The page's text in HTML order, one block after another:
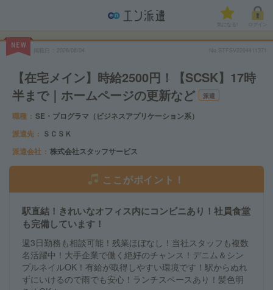
気になる!
NEW
2026/08/04 No.STFSV2204411371
【在宅メイン】時給2500円！【SCSK】17時
半まで｜ホームページの更新など
派遣
職種
SE・プログラマ（ビジネスアプリケーション系）
派遣先
ＳＣＳＫ
派遣会社
株式会社スタッフサービス
ここがポイント！
駅直結！きれいなオフィス内にコンビニあり！社員食堂
も完備しています！
週3日勤務も相談可能！残業ほぼなし！当社スタッフも複数
名活躍中！大手企業で働く絶好のチャンス！デニム＆シン
プルネイルOK！有給が取得しやすい環境です！駅からぬれ
ずにいけるので雨でも安心！ランチスペースあり！髪色明